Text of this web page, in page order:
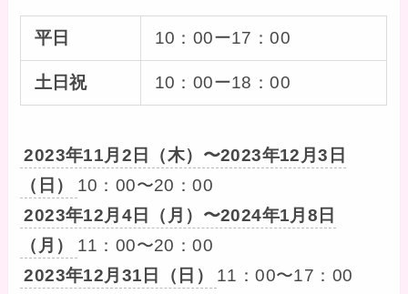
平日 10：00ー17：00
土日祝 10：00ー18：00
2023年11月2日（木）〜2023年12月3日
（日）
10：00〜20：00
2023年12月4日（月）〜2024年1月8日
（月）
11：00〜20：00
2023年12月31日（日）
11：00〜17：00